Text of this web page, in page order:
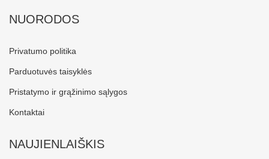
NUORODOS
Privatumo politika
Parduotuvės taisyklės
Pristatymo ir grąžinimo sąlygos
Kontaktai
NAUJIENLAIŠKIS